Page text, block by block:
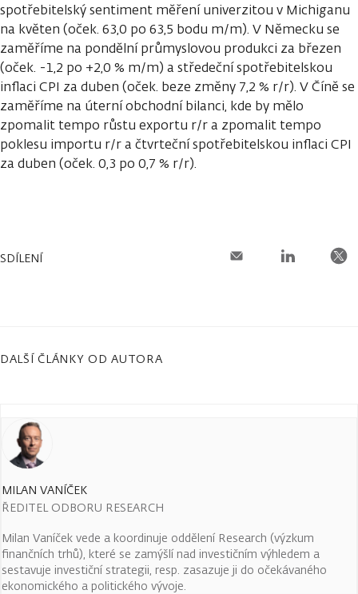
spotřebitelský sentiment měření univerzitou v Michiganu
na květen (oček. 63,0 po 63,5 bodu m/m). V Německu se
zaměříme na pondělní průmyslovou produkci za březen
(oček. -1,2 po +2,0 % m/m) a středeční spotřebitelskou
inflaci CPI za duben (oček. beze změny 7,2 % r/r). V Číně se
zaměříme na úterní obchodní bilanci, kde by mělo
zpomalit tempo růstu exportu r/r a zpomalit tempo
poklesu importu r/r a čtvrteční spotřebitelskou inflaci CPI
za duben (oček. 0,3 po 0,7 % r/r).
SDÍLENÍ
DALŠÍ ČLÁNKY OD AUTORA
MILAN VANÍČEK
ŘEDITEL ODBORU RESEARCH
Milan Vaníček vede a koordinuje oddělení Research (výzkum
finančních trhů), které se zamýšlí nad investičním výhledem a
sestavuje investiční strategii, resp. zasazuje ji do očekávaného
ekonomického a politického vývoje.